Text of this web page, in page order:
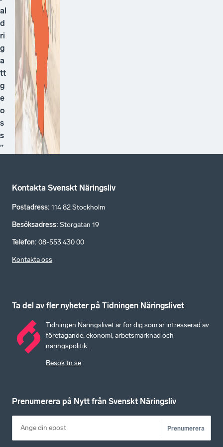
al
d
ri
g
a
tt
g
e
o
s
s
”
Kontakta Svenskt Näringsliv
Postadress: 114 82 Stockholm
Besöksadress: Storgatan 19
Telefon: 08-553 430 00
Kontakta oss
Ta del av fler nyheter på Tidningen Näringslivet
Tidningen Näringslivet är för dig som är intresserad av
företagande, ekonomi, arbetsmarknad och
näringspolitik.
Besök tn.se
Prenumerera på Nytt från Svenskt Näringsliv
Prenumerera